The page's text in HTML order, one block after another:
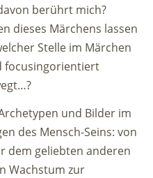
berührt mich?
dieses Märchens lassen
Stelle im Märchen
focusingorientiert
und Bilder im
des Mensch-Seins: von
dem geliebten anderen
Wachstum zur